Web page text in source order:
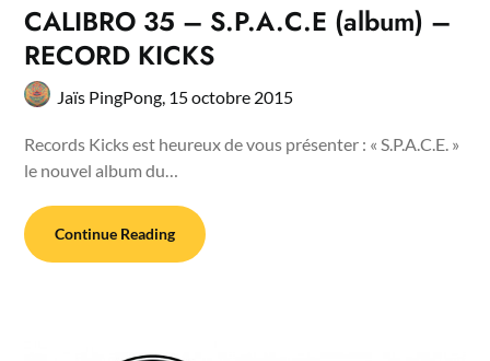
CALIBRO 35 – S.P.A.C.E (album) –
RECORD KICKS
Jaïs PingPong, 15 octobre 2015
Records Kicks est heureux de vous présenter : « S.P.A.C.E. »
le nouvel album du…
Continue Reading